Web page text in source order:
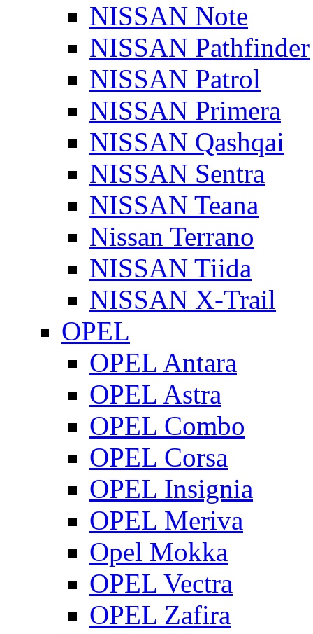
NISSAN Note
NISSAN Pathfinder
NISSAN Patrol
NISSAN Primera
NISSAN Qashqai
NISSAN Sentra
NISSAN Teana
Nissan Terrano
NISSAN Tiida
NISSAN X-Trail
OPEL
OPEL Antara
OPEL Astra
OPEL Combo
OPEL Corsa
OPEL Insignia
OPEL Meriva
Opel Mokka
OPEL Vectra
OPEL Zafira